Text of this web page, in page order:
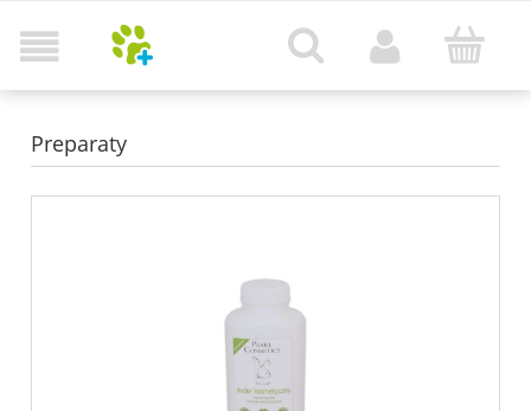
Preparaty